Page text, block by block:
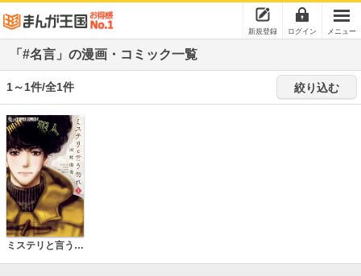
新規登録 ログイン メニュー
「#名言」の漫画・コミック一覧
1～1件/全1件 絞り込む
ミステリと言う勿れ